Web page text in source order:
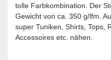
tolle Farbkombination. Der
Gewicht von ca. 350 g/lfm.
super Tuniken, Shirts, Tops,
Accessoires etc. nähen.